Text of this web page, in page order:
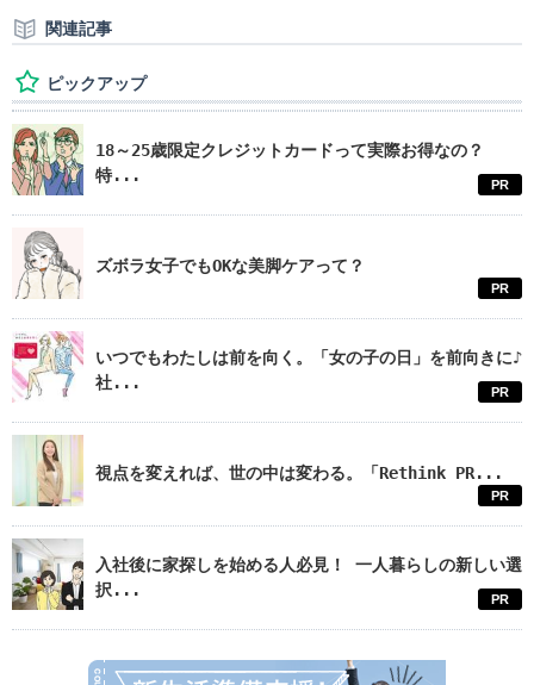
関連記事
ピックアップ
18～25歳限定クレジットカードって実際お得なの？
特...
PR
ズボラ女子でもOKな美脚ケアって？
PR
いつでもわたしは前を向く。「女の子の日」を前向きに♪
社...
PR
視点を変えれば、世の中は変わる。「Rethink PR...
PR
入社後に家探しを始める人必見！ 一人暮らしの新しい選
択...
PR